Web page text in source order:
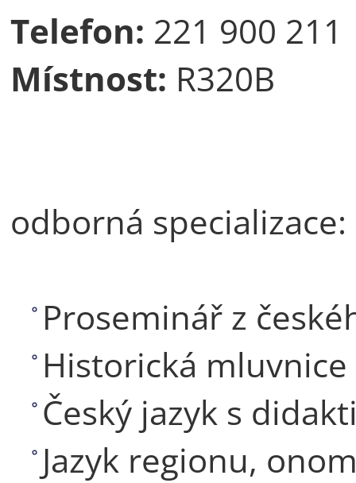
Telefon: 221 900 211
Místnost: R320B
odborná specializace:
Proseminář z
Historická
Český jazyk s
Jazyk regionu,